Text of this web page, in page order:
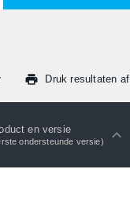
Druk resultaten af
en versie
ondersteunde versie)